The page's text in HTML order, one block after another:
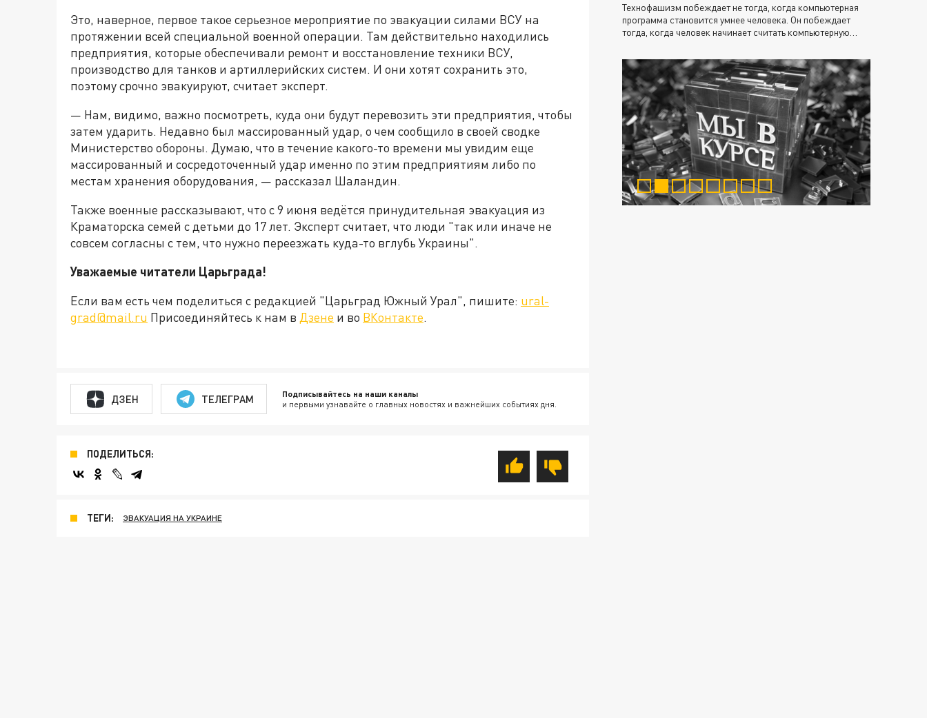
Это, наверное, первое такое серьезное мероприятие по эвакуации силами ВСУ на
протяжении всей специальной военной операции. Там действительно находились
предприятия, которые обеспечивали ремонт и восстановление техники ВСУ,
производство для танков и артиллерийских систем. И они хотят сохранить это,
поэтому срочно эвакуируют, считает эксперт.
— Нам, видимо, важно посмотреть, куда они будут перевозить эти предприятия, чтобы
затем ударить. Недавно был массированный удар, о чем сообщило в своей сводке
Министерство обороны. Думаю, что в течение какого-то времени мы увидим еще
массированный и сосредоточенный удар именно по этим предприятиям либо по
местам хранения оборудования, — рассказал Шаландин.
Также военные рассказывают, что с 9 июня ведётся принудительная эвакуация из
Краматорска семей с детьми до 17 лет. Эксперт считает, что люди "так или иначе не
совсем согласны с тем, что нужно переезжать куда-то вглубь Украины".
Уважаемые читатели Царьграда!
Если вам есть чем поделиться с редакцией "Царьград Южный Урал", пишите: ural-
grad@mail.ru Присоединяйтесь к нам в Дзене и во ВКонтакте.
ДЗЕН ТЕЛЕГРАМ Подписывайтесь на наши каналы
и первыми узнавайте о главных новостях и важнейших событиях дня.
ПОДЕЛИТЬСЯ:
ТЕГИ: ЭВАКУАЦИЯ НА УКРАИНЕ
Технофашизм побеждает не тогда, когда компьютерная
программа становится умнее человека. Он побеждает
тогда, когда человек начинает считать компьютерную